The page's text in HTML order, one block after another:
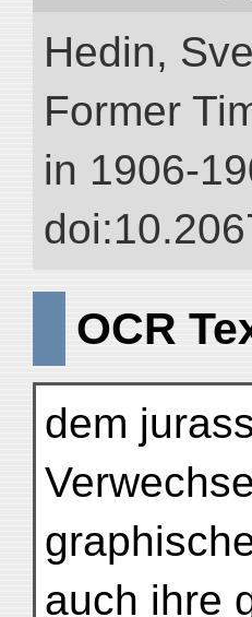
Hedin,
Former
in 1906-
OCR
dem
auch ihre